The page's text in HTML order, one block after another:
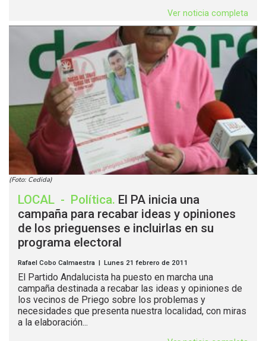
Ver noticia completa
(Foto: Cedida)
LOCAL - Política. El PA inicia una
campaña para recabar ideas y opiniones
de los prieguenses e incluirlas en su
programa electoral
Rafael Cobo Calmaestra | Lunes 21 febrero de 2011
El Partido Andalucista ha puesto en marcha una
campaña destinada a recabar las ideas y opiniones de
los vecinos de Priego sobre los problemas y
necesidades que presenta nuestra localidad, con miras
a la elaboración...